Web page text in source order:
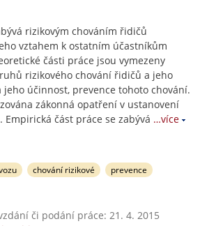
rizikovým chováním řidičů
vztahem k ostatním účastníkům
části práce jsou vymezeny
rizikového chování řidičů a jeho
účinnost, prevence tohoto chování.
zákonná opatření v ustanovení
Empirická část práce se zabývá …více
chování rizikové prevence
či podání práce: 21. 4. 2015